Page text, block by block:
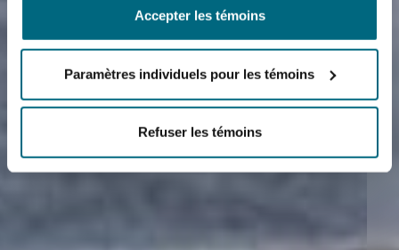
Accepter les témoins
Paramètres individuels pour les témoins
Refuser les témoins